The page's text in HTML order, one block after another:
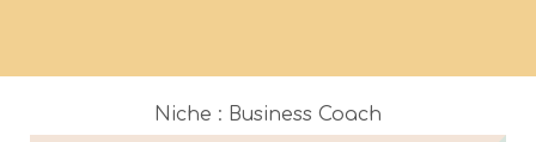
Niche : Business Coach